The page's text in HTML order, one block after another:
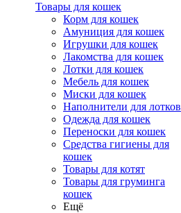
Товары для кошек
Корм для кошек
Амуниция для кошек
Игрушки для кошек
Лакомства для кошек
Лотки для кошек
Мебель для кошек
Миски для кошек
Наполнители для лотков
Одежда для кошек
Переноски для кошек
Средства гигиены для
кошек
Товары для котят
Товары для груминга
кошек
Ещё